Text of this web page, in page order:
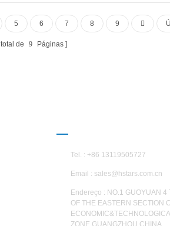
inundado, R22, R134A
chegar 5.5. A unidade tem 20
padrão.
5 6 7 8 9
de 9 Páginas
Tel. : +86 13119505727
Email : sales@hstars.com.cn
Endereço : NO.1 GUOYUAN
OF THE EASTERN SECTION
ZONE,GUANGZHOU,CHINA